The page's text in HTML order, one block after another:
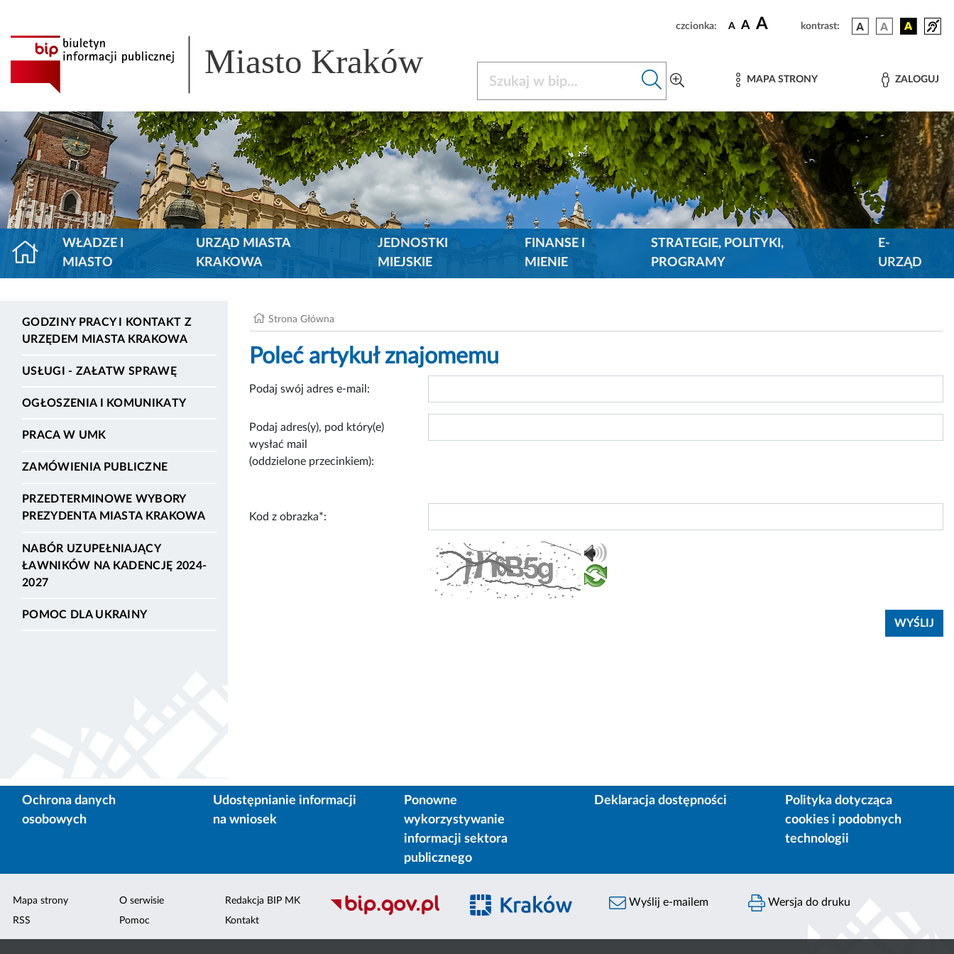
czcionka: A A A kontrast:
Miasto Kraków MAPA STRONY ZALOGUJ
WŁADZE I
MIASTO
URZĄD MIASTA
KRAKOWA
JEDNOSTKI
MIEJSKIE
FINANSE I
MIENIE
STRATEGIE, POLITYKI,
PROGRAMY
E-
URZĄD
GODZINY PRACY I KONTAKT Z
URZĘDEM MIASTA KRAKOWA
USŁUGI - ZAŁATW SPRAWĘ
OGŁOSZENIA I KOMUNIKATY
PRACA W UMK
ZAMÓWIENIA PUBLICZNE
PRZEDTERMINOWE WYBORY
PREZYDENTA MIASTA KRAKOWA
NABÓR UZUPEŁNIAJĄCY
ŁAWNIKÓW NA KADENCJĘ 2024-
2027
POMOC DLA UKRAINY
Strona Główna
Poleć artykuł znajomemu
Podaj swój adres e-mail:
Podaj adres(y), pod który(e)
wysłać mail
(oddzielone przecinkiem):
Kod z obrazka*:
Ochrona danych
osobowych
Udostępnianie informacji
na wniosek
Ponowne
wykorzystywanie
informacji sektora
publicznego
Deklaracja dostępności
Polityka dotycząca
cookies i podobnych
technologii
Mapa strony
RSS
O serwisie
Pomoc
Redakcja BIP MK
Kontakt
Wyślij e-mailem Wersja do druku